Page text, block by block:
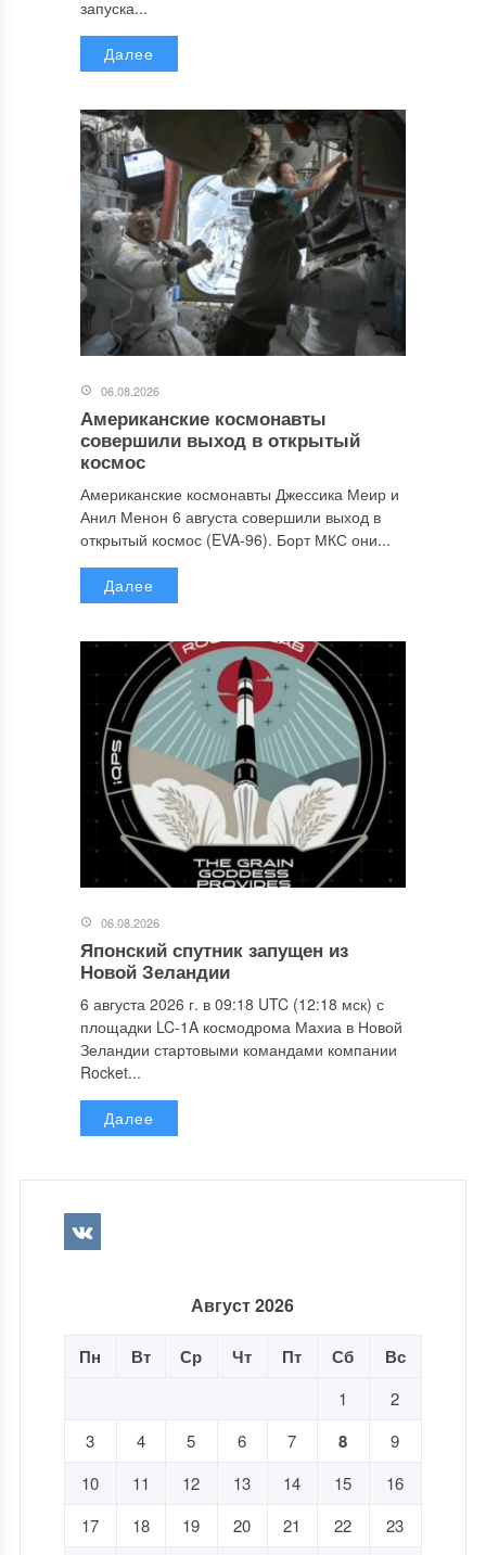
запуска...
Далее
06.08.2026
Американские космонавты
совершили выход в открытый
космос
Американские космонавты Джессика Меир и
Анил Менон 6 августа совершили выход в
открытый космос (EVA-96). Борт МКС они...
Далее
06.08.2026
Японский спутник запущен из
Новой Зеландии
6 августа 2026 г. в 09:18 UTC (12:18 мск) с
площадки LC-1A космодрома Махиа в Новой
Зеландии стартовыми командами компании
Rocket...
Далее
Август 2026
Пн Вт Ср Чт Пт Сб Вс
1
2
3
4 5 6 7 8
9
10
11 12 13 14 15
16
17
18 19 20 21 22
23